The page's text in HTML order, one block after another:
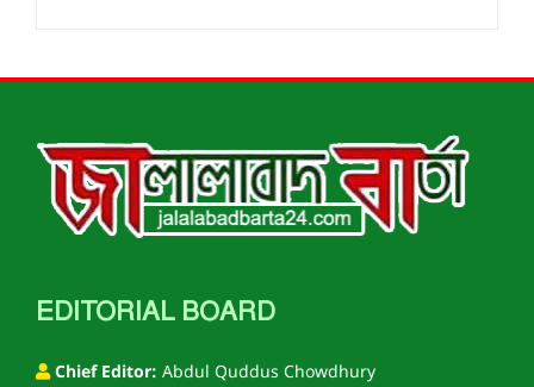
EDITORIAL BOARD
Chief Editor: Abdul Quddus Chowdhury